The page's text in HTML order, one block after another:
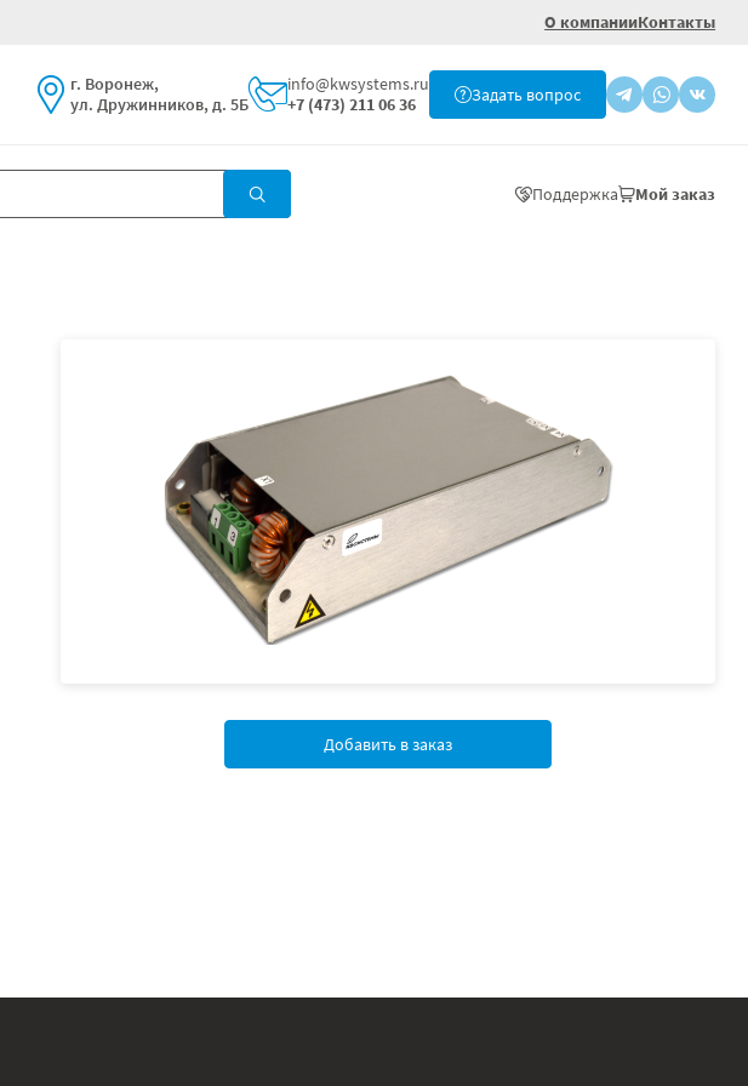
О компанииКонтакты
г. Воронеж,
ул. Дружинников, д. 5Б
info@kwsystems.ru
+7 (473) 211 06 36
Задать вопрос
Поддержка Мой заказ
Добавить в заказ